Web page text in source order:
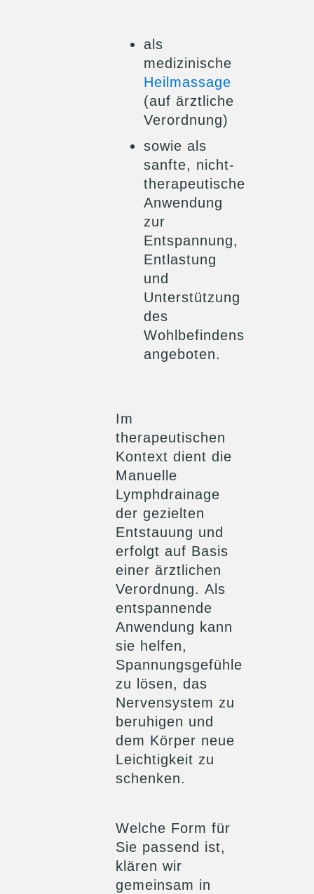
als
medizinische
Heilmassage
(auf ärztliche
Verordnung)
sowie als
sanfte, nicht-
therapeutische
Anwendung
zur
Entspannung,
Entlastung
und
Unterstützung
des
Wohlbefindens
angeboten.
Im
therapeutischen
Kontext dient die
Manuelle
Lymphdrainage
der gezielten
Entstauung und
erfolgt auf Basis
einer ärztlichen
Verordnung. Als
entspannende
Anwendung kann
sie helfen,
Spannungsgefühle
zu lösen, das
Nervensystem zu
beruhigen und
dem Körper neue
Leichtigkeit zu
schenken.
Welche Form für
Sie passend ist,
klären wir
gemeinsam in